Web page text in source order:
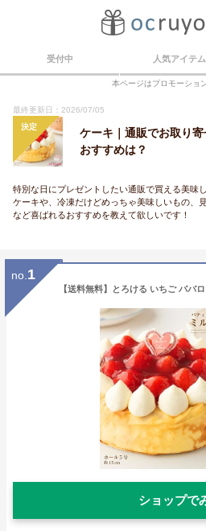
受付中 人気アイテム
本ページはプロモーショ
最終更新日：2026/07/05
決定
ケーキ｜通販でお取り
おすすめは？
特別な日にプレゼントしたい通販で買える美味
ケーキや、冷凍だけどめっちゃ美味しいもの、
など喜ばれるおすすめを教えて欲しいです！
no. 1
ショップで